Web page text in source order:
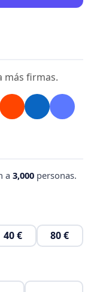
más firmas.
a 3,000 personas.
40 € 80 €